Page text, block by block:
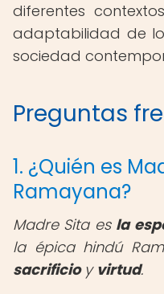
diferentes
adaptabilidad de
sociedad
Preguntas
1. ¿Quién es
Ramayana?
Madre Sita es la
la épica hindú
sacrificioy virtud.